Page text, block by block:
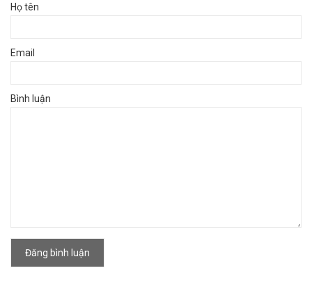
Họ tên
Email
Bình luận
Đăng bình luận